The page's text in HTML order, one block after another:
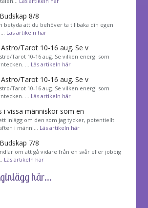
8/8
betyda att du behöver ta tillbaka din egen
Läs artikeln här
Tarot 10-16 aug. Se v
Tarot 10-16 aug. Se vilken energi som
… Läs artikeln här
Tarot 10-16 aug. Se v
Tarot 10-16 aug. Se vilken energi som
… Läs artikeln här
i vissa människor som en
inlägg om den som jag tycker, potentiellt
i männi… Läs artikeln här
7/8
om att gå vidare från en svår eller jobbig
Läs artikeln här
här...